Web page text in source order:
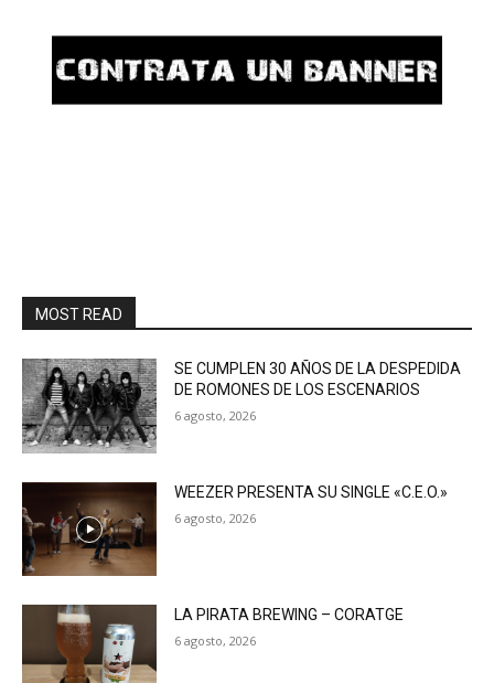
MOST READ
SE CUMPLEN 30 AÑOS DE LA DESPEDIDA
DE ROMONES DE LOS ESCENARIOS
6 agosto, 2026
WEEZER PRESENTA SU SINGLE «C.E.O.»
6 agosto, 2026
LA PIRATA BREWING – CORATGE
6 agosto, 2026